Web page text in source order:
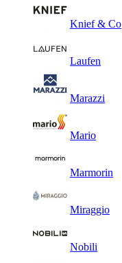
Knief & Co
Laufen
Marazzi
Mario
Marmorin
Miraggio
Nobili